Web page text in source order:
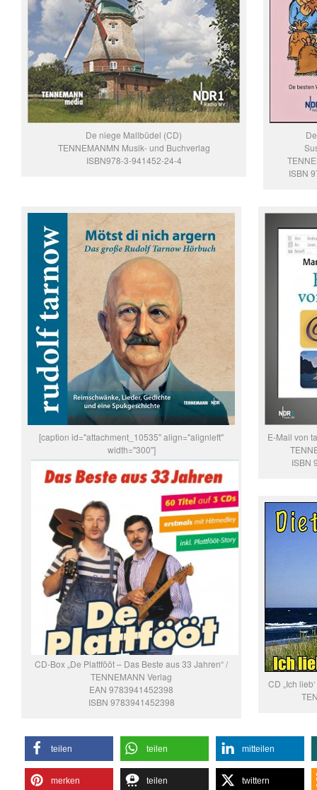
De niege Mallbüdel (CD)
TENNEMANMN Musik- und Buchverlag
ISBN978-3-941452-24-4
ISBN
[caption id="attachment_10535" align="alignleft"
width="300"]
CD-Box „De Plattfööt – Das Beste aus 33 Jahren“ /
TENNEMANN Verlag
EAN 9783941452398
ISBN 9783941452398
E-Mail von
ISBN
CD „Ich
teilen teilen mitteilen
merken teilen twittern